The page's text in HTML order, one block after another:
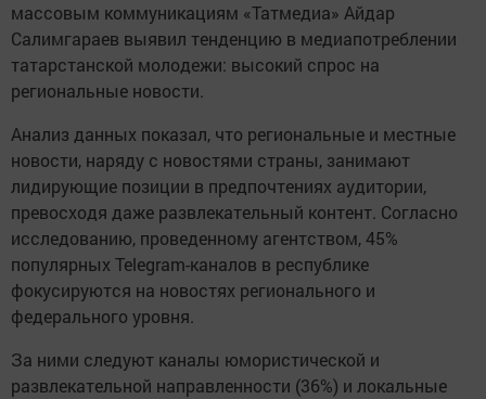
массовым коммуникациям «Татмедиа» Айдар
Салимгараев выявил тенденцию в медиапотреблении
татарстанской молодежи: высокий спрос на
региональные новости.
Анализ данных показал, что региональные и местные
новости, наряду с новостями страны, занимают
лидирующие позиции в предпочтениях аудитории,
превосходя даже развлекательный контент. Согласно
исследованию, проведенному агентством, 45%
популярных Telegram-каналов в республике
фокусируются на новостях регионального и
федерального уровня.
За ними следуют каналы юмористической и
развлекательной направленности (36%) и локальные